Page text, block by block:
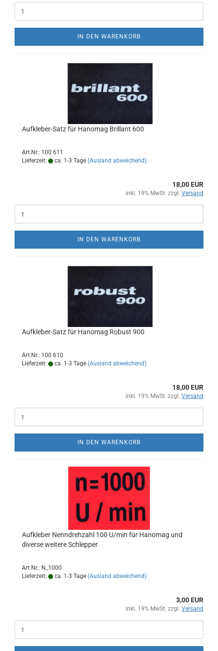
IN DEN WARENKORB
Aufkleber-Satz für Hanomag Brillant 600
Art.Nr.: 100 611
Lieferzeit:
ca. 1-3 Tage (Ausland abweichend)
18,00 EUR
inkl. 19% MwSt. zzgl. Versand
IN DEN WARENKORB
Aufkleber-Satz für Hanomag Robust 900
Art.Nr.: 100 610
Lieferzeit:
ca. 1-3 Tage (Ausland abweichend)
18,00 EUR
inkl. 19% MwSt. zzgl. Versand
IN DEN WARENKORB
Aufkleber Nenndrehzahl 100 U/min für Hanomag und
diverse weitere Schlepper
Art.Nr.: N_1000
Lieferzeit:
ca. 1-3 Tage (Ausland abweichend)
3,00 EUR
inkl. 19% MwSt. zzgl. Versand